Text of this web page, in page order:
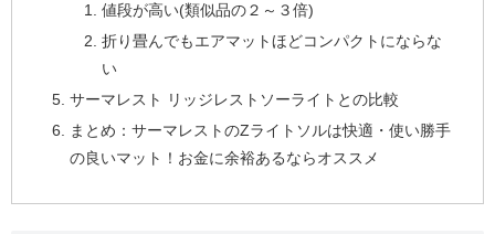
値段が高い(類似品の２～３倍)
折り畳んでもエアマットほどコンパクトにならな
い
サーマレスト リッジレストソーライトとの比較
まとめ：サーマレストのZライトソルは快適・使い勝手
の良いマット！お金に余裕あるならオススメ